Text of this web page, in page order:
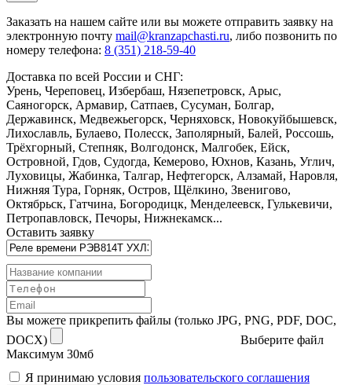
Заказать на нашем сайте или вы можете отправить заявку на
электронную почту mail@kranzapchasti.ru, либо позвонить по
номеру телефона: 8 (351) 218-59-40
Доставка по всей России и СНГ:
Урень, Череповец, Избербаш, Нязепетровск, Арыс,
Саяногорск, Армавир, Сатпаев, Сусуман, Болгар,
Державинск, Медвежьегорск, Черняховск, Новокуйбышевск,
Лихославль, Булаево, Полесск, Заполярный, Балей, Россошь,
Трёхгорный, Степняк, Волгодонск, Малгобек, Ейск,
Островной, Гдов, Судогда, Кемерово, Юхнов, Казань, Углич,
Луховицы, Жабинка, Талгар, Нефтегорск, Алзамай, Наровля,
Нижняя Тура, Горняк, Остров, Щёлкино, Звенигово,
Октябрьск, Гатчина, Богородицк, Менделеевск, Гулькевичи,
Петропавловск, Печоры, Нижнекамск...
Оставить заявку
Вы можете прикрепить файлы (только JPG, PNG, PDF, DOC,
DOCX)
Выберите файл
Максимум 30мб
Я принимаю условия пользовательского соглашения